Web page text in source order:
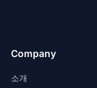
Company
소개